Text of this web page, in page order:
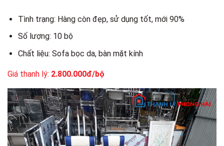
Tình trạng: Hàng còn đẹp, sử dụng tốt, mới 90%
Số lượng: 10 bộ
Chất liệu: Sofa bọc da, bàn mặt kính
Giá thanh lý: 2.800.000đ/bộ